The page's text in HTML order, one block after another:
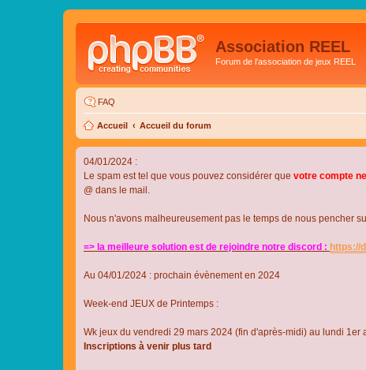
Association REEL
Forum de l'association de jeux REEL
FAQ
Accueil Accueil du forum
04/01/2024 :
Le spam est tel que vous pouvez considérer que votre compte
@ dans le mail.
Nous n'avons malheureusement pas le temps de nous pencher
=> la meilleure solution est de rejoindre notre discord : https://
Au 04/01/2024 : prochain évènement en 2024
Week-end JEUX de Printemps :
Wk jeux du vendredi 29 mars 2024 (fin d'après-midi) au lundi
Inscriptions à venir plus tard